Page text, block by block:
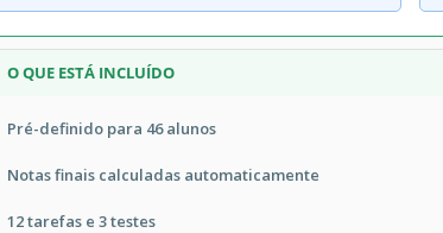
O QUE ESTÁ INCLUÍDO
Pré-definido para 46 alunos
Notas finais calculadas automaticamente
12 tarefas e 3 testes